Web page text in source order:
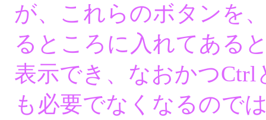
が、これらのボタンを
るところに入れてある
表示でき、なおかつ
も必要でなくなるので